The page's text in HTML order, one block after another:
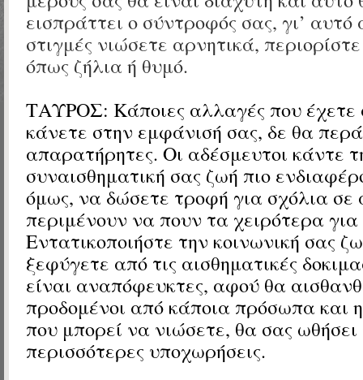
εισπράττει ο σύντροφός σας, γι’ αυτό
στιγμές νιώσετε αρνητικά,
όπως ζήλια ή θυμό.
ΤΑΥΡΟΣ: Κάποιες αλλαγές που
κάνετε στην εμφάνισή σας, δε θα
απαρατήρητες. Οι αδέσμευτοι κάντε
συναισθηματική σας ζωή πιο
όμως, να δώσετε τροφή για σχόλια
περιμένουν να πουν τα χειρότερα
Εντατικοποιήστε την κοινωνική σας
ξεφύγετε από τις αισθηματικές
είναι αναπόφευκτες, αφού θα
προδομένοι από κάποια πρόσωπα και
που μπορεί να νιώσετε, θα σας
περισσότερες υποχωρήσεις.